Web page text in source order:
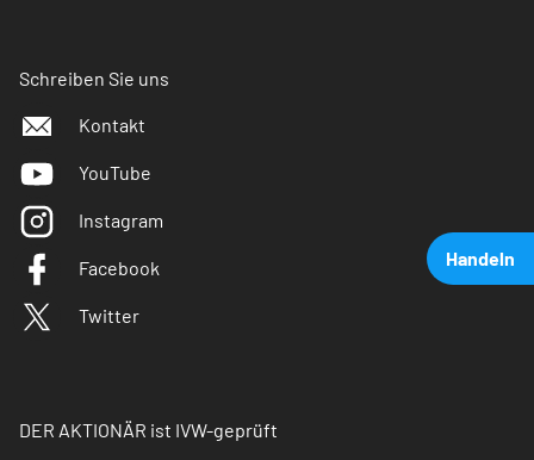
Handeln
Schreiben Sie uns
Kontakt
YouTube
Instagram
Facebook
Twitter
DER AKTIONÄR ist IVW-geprüft